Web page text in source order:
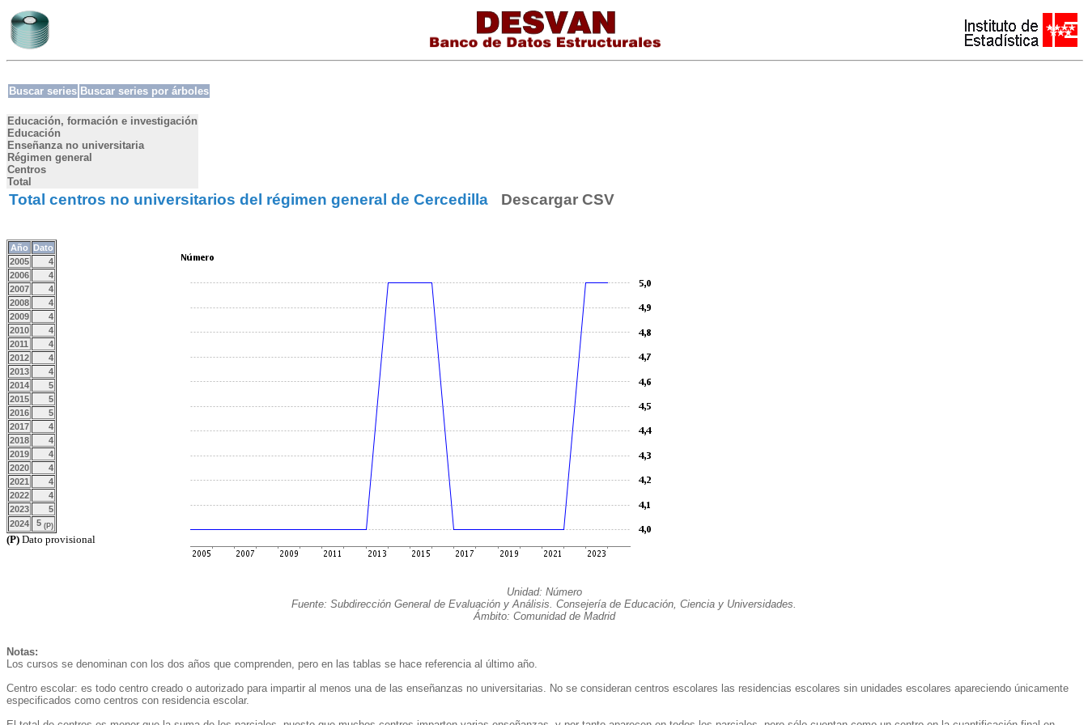
Buscar series Buscar series por árboles
Educación, formación e investigación
Educación
Enseñanza no universitaria
Régimen general
Centros
Total
Total centros no universitarios del régimen general de Cercedilla Descargar CSV
Año Dato
2005
4
2006
4
2007
4
2008
4
2009
4
2010
4
2011
4
2012
4
2013
4
2014
5
2015
5
2016
5
2017
4
2018
4
2019
4
2020
4
2021
4
2022
4
2023
5
2024
5 (P)
(P) Dato provisional
Unidad: Número
Fuente: Subdirección General de Evaluación y Análisis. Consejería de Educación, Ciencia y Universidades.
Ámbito: Comunidad de Madrid
Notas:
Los cursos se denominan con los dos años que comprenden, pero en las tablas se hace referencia al último año.
Centro escolar: es todo centro creado o autorizado para impartir al menos una de las enseñanzas no universitarias. No se consideran centros escolares las residencias escolares sin unidades escolares apareciendo únicamente
especificados como centros con residencia escolar.